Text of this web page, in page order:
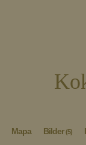
Mapa Bilder(5)